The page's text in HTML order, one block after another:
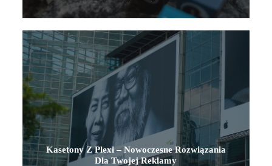
Kasetony Z Plexi – Nowoczesne Rozwiązania
Dla Twojej Reklamy